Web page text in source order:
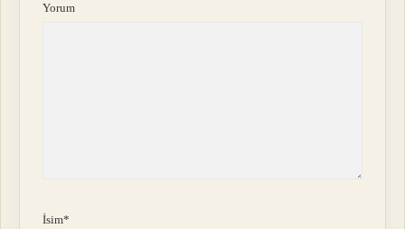
Yorum
İsim*